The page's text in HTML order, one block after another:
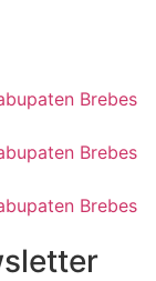
Brebes
Brebes
Brebes